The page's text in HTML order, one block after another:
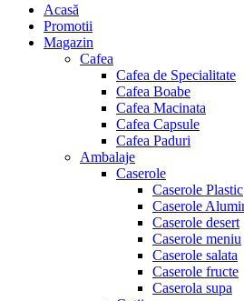
Menu
Acasă
Promotii
Magazin
Cafea
Cafea de Specialitate
Cafea Boabe
Cafea Macinata
Cafea Capsule
Cafea Paduri
Ambalaje
Caserole
Caserole Plastic
Caserole
Caserole desert
Caserole meniu
Caserole salata
Caserole fructe
Caserola supa